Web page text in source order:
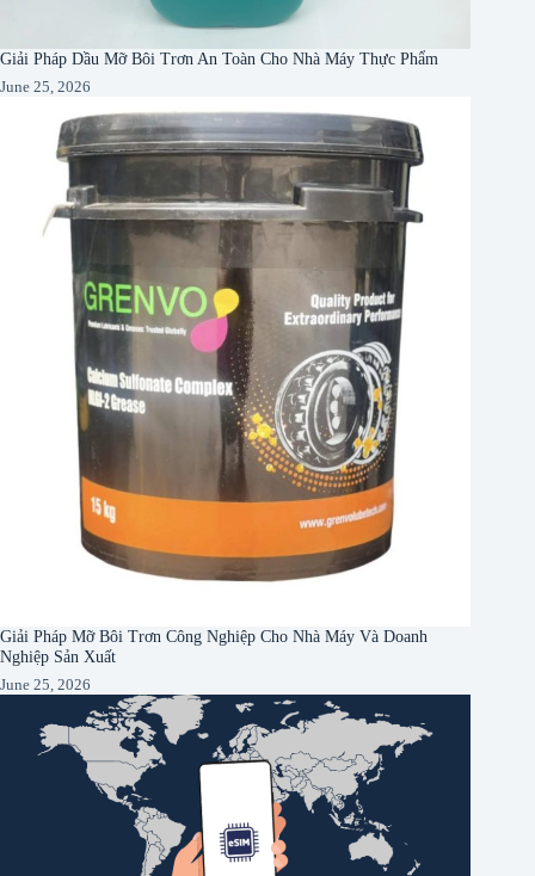
Giải Pháp Dầu Mỡ Bôi Trơn An Toàn Cho Nhà Máy Thực Phẩm
June 25, 2026
Giải Pháp Mỡ Bôi Trơn Công Nghiệp Cho Nhà Máy Và Doanh
Nghiệp Sản Xuất
June 25, 2026